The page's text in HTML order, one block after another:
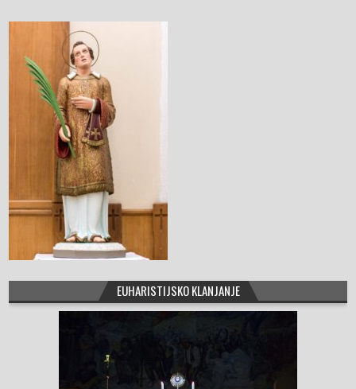
o
o
k
EUHARISTIJSKO KLANJANJE